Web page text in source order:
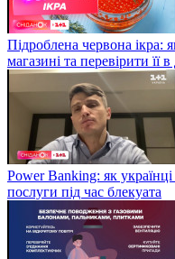
Підроблена червона ікра:
магазині та перевірити її
Power Banking: як
послуги під час блекуата